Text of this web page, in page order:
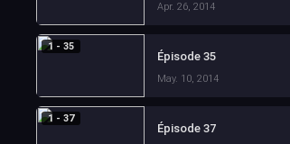
Apr. 26, 2014
1 - 35
Épisode 35
May. 10, 2014
1 - 37
Épisode 37